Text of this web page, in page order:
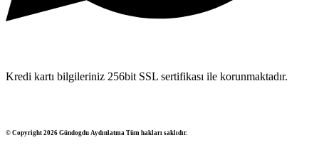
Kredi kartı bilgileriniz 256bit SSL sertifikası ile korunmaktadır.
© Copyright 2026 Gündogdu Aydınlatma Tüm hakları saklıdır.